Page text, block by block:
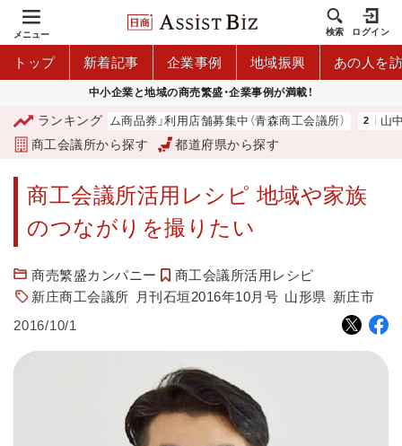
メニュー 検索 ログイン
トップ 新着記事 企業事例 地域振興 あの人を
中小企業と地域の商売繁盛・企業事例が満載！
ランキング
森市プレミアム商品券」利用店舗募集中（青森商工会議所） 山中伸弥
商工会議所から探す 都道府県から探す
商工会議所活用レシピ 地域や家族
のつながりを撮りたい
商売繁盛カンパニー
商工会議所活用レシピ
新庄商工会議所
月刊石垣2016年10月号 山形県 新庄市
2016/10/1